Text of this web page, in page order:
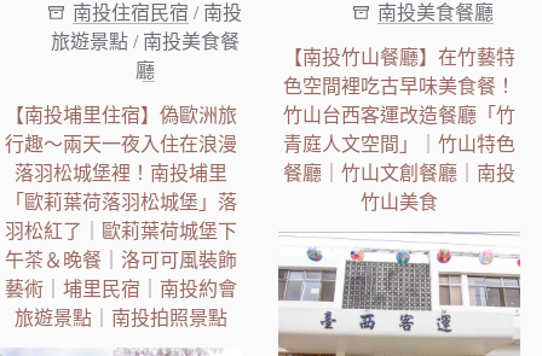
南投住宿民宿 / 南投
旅遊景點 / 南投美食餐
廳
【南投埔里住宿】偽歐洲旅
行趣～兩天一夜入住在浪漫
落羽松城堡裡！南投埔里
「歐莉葉荷落羽松城堡」落
羽松紅了｜歐莉葉荷城堡下
午茶＆晚餐｜洛可可風裝飾
藝術｜埔里民宿｜南投約會
旅遊景點｜南投拍照景點
南投美食餐廳
【南投竹山餐廳】在竹藝特
色空間裡吃古早味美食餐！
竹山台西客運改造餐廳「竹
青庭人文空間」｜竹山特色
餐廳｜竹山文創餐廳｜南投
竹山美食